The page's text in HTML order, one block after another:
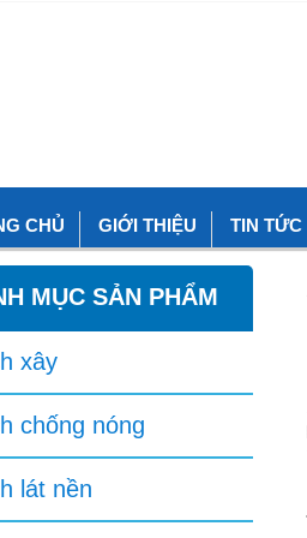
CHỦ GIỚI THIỆU TIN TỨC
MỤC SẢN PHẨM
xây
chống nóng
lát nền